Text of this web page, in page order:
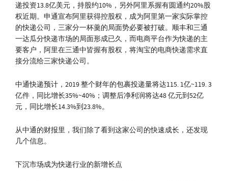
递投资13.8亿美元，持股约10%，另外阿里系握有圆通约20%股
权近期。申通宣布阿里获得控股权，成为阿里第一家实际掌控
的快递公司，三家分一杯羹的局面势必要被打破。顺丰和三通
一达瓜分快递市场的局面形成已久，而电商平台作为快递的主
要客户，阿里在三通中皆握有股权，将淘宝的电商快递需求直
接分流给三家快递公司。
中通快递预计，2019 整个财年的包裹投递量将达115. 1亿~119. 3
亿件，同比增长35%~40%；调整后净利润将达48 亿元到52亿
元，同比增长14.3%到23.8%。
从中通的财报里，我们除了看到这家公司的快速成长，还发现
几个信息。
下沉市场成为快递行业的新增长点